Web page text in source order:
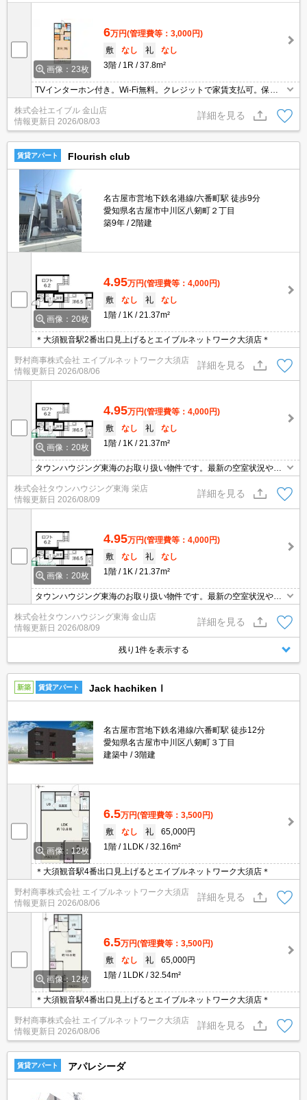
画像：23枚
6万円(管理費等：3,000円)
敷
なし 礼
なし
3階
1R 37.8m²
TVインターホン付き。Wi-Fi無料。クレジットで家賃支払可。保証
会社加入要(初回月額総額50%、月次月額総額2%)。
株式会社エイブル 金山店
情報更新日 2026/08/03
詳細を見る
賃貸アパート Flourish club
名古屋市営地下鉄名港線/六番町駅 徒歩9分
愛知県名古屋市中川区八剱町２丁目
築9年
2階建
画像：20枚
4.95万円(管理費等：4,000円)
敷
なし 礼
なし
1階
1K 21.37m²
＊大須観音駅2番出口見上げるとエイブルネットワーク大須店＊
野村商事株式会社 エイブルネットワーク大須店
情報更新日 2026/08/06
詳細を見る
画像：20枚
4.95万円(管理費等：4,000円)
敷
なし 礼
なし
1階
1K 21.37m²
タウンハウジング東海のお取り扱い物件です。最新の空室状況やの
詳細などお気軽にお問い合わせ下さい。
株式会社タウンハウジング東海 栄店
情報更新日 2026/08/09
詳細を見る
画像：20枚
4.95万円(管理費等：4,000円)
敷
なし 礼
なし
1階
1K 21.37m²
タウンハウジング東海のお取り扱い物件です。最新の空室状況やの
詳細などお気軽にお問い合わせ下さい。
株式会社タウンハウジング東海 金山店
情報更新日 2026/08/09
詳細を見る
残り1件を表示する
新築 賃貸アパート Jack hachikenⅠ
名古屋市営地下鉄名港線/六番町駅 徒歩12分
愛知県名古屋市中川区八剱町３丁目
建築中
3階建
画像：12枚
6.5万円(管理費等：3,500円)
敷
なし 礼
65,000円
1階
1LDK 32.16m²
＊大須観音駅4番出口見上げるとエイブルネットワーク大須店＊
野村商事株式会社 エイブルネットワーク大須店
情報更新日 2026/08/06
詳細を見る
画像：12枚
6.5万円(管理費等：3,500円)
敷
なし 礼
65,000円
1階
1LDK 32.54m²
＊大須観音駅4番出口見上げるとエイブルネットワーク大須店＊
野村商事株式会社 エイブルネットワーク大須店
情報更新日 2026/08/06
詳細を見る
賃貸アパート アパレシーダ